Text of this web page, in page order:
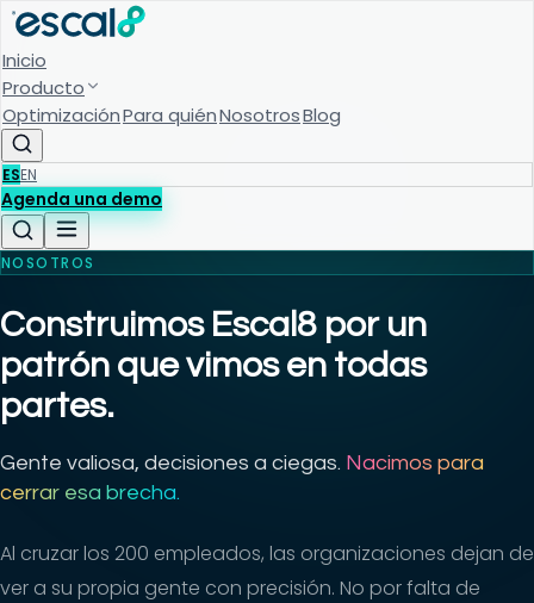
Inicio
Producto
OptimizaciónPara quiénNosotrosBlog
ESEN
Agenda una demo
NOSOTROS
Construimos Escal8 por un
patrón que vimos en todas
partes.
Gente valiosa, decisiones a ciegas. Nacimos para
cerrar esa brecha.
Al cruzar los 200 empleados, las organizaciones dejan de
ver a su propia gente con precisión. No por falta de